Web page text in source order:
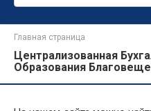
Главная страница
Централизованная
Образования